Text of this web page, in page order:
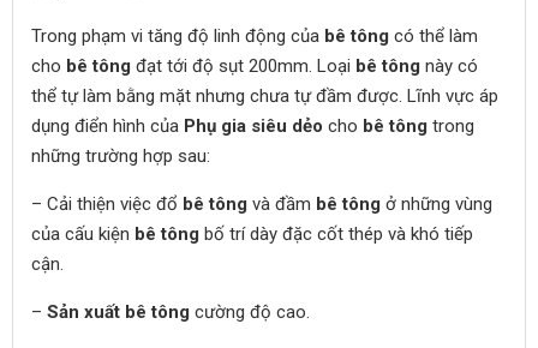
Trong phạm vi tăng độ linh động của bê tông có thể làm
cho bê tông đạt tới độ sụt 200mm. Loại bê tông này có
thể tự làm bằng mặt nhưng chưa tự đầm được. Lĩnh vực áp
dụng điển hình của Phụ gia siêu dẻo cho bê tông trong
những trường hợp sau:
– Cải thiện việc đổ bê tông và đầm bê tông ở những vùng
của cấu kiện bê tông bố trí dày đặc cốt thép và khó tiếp
cận.
– Sản xuất bê tông cường độ cao.